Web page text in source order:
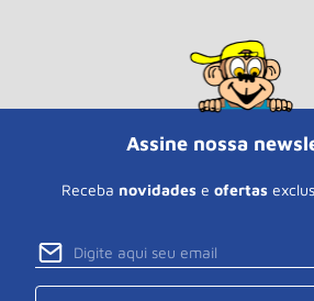
Assine nossa
Receba novidades e ofertas